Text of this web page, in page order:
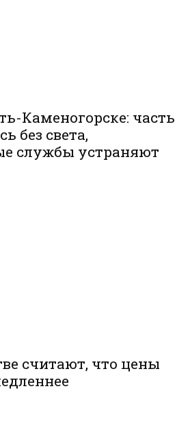
Каменогорске: часть
без света,
службы устраняют
считают, что цены